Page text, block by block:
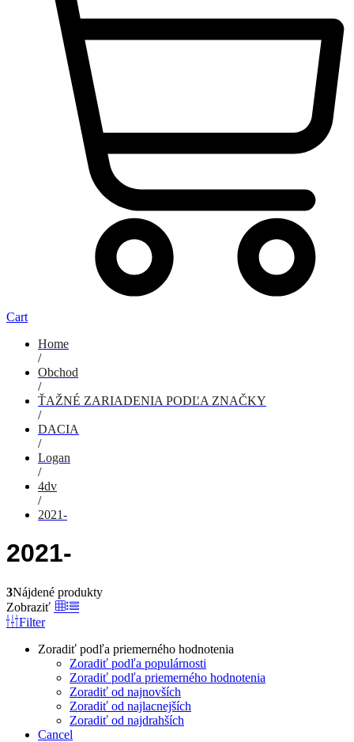
Cart
Home
/
Obchod
/
ŤAŽNÉ ZARIADENIA PODĽA ZNAČKY
/
DACIA
/
Logan
/
4dv
/
2021-
2021-
3Nájdené produkty
Zobraziť
Filter
Zoradiť podľa priemerného hodnotenia
Zoradiť podľa populárnosti
Zoradiť podľa priemerného hodnotenia
Zoradiť od najnovších
Zoradiť od najlacnejších
Zoradiť od najdrahších
Cancel